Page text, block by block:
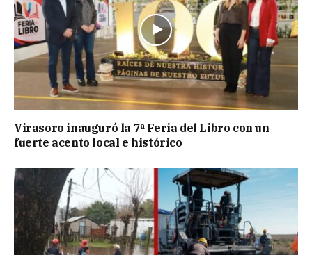
Virasoro inauguró la 7ª Feria del Libro con un
fuerte acento local e histórico